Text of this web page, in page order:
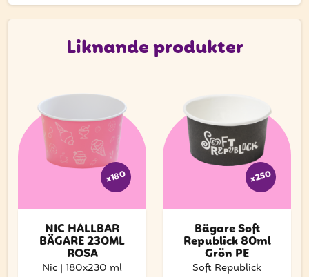
nyheter och erbjudanden.
PRENUMERERA
Liknande produkter
x180
NIC HÅLLBAR
BÄGARE 230ML
ROSA
Nic | 180x230 ml
x250
Bägare Soft
Republick 80ml
Grön PE
Soft Republick